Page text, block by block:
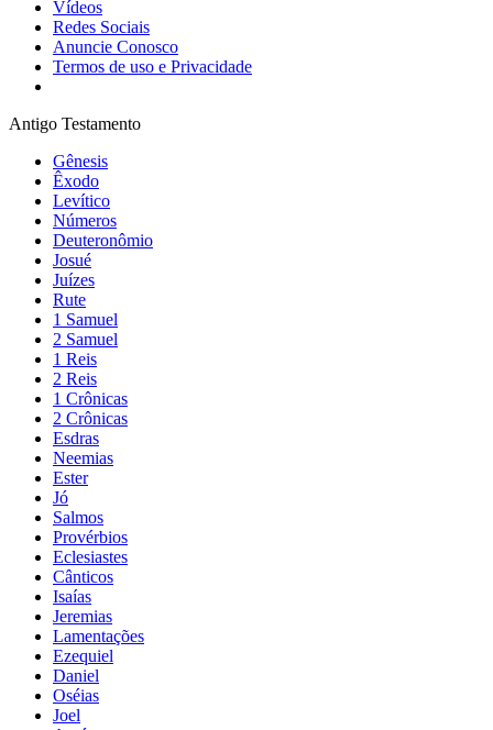
Vídeos
Redes Sociais
Anuncie Conosco
Termos de uso e Privacidade
Antigo Testamento
Gênesis
Êxodo
Levítico
Números
Deuteronômio
Josué
Juízes
Rute
1 Samuel
2 Samuel
1 Reis
2 Reis
1 Crônicas
2 Crônicas
Esdras
Neemias
Ester
Jó
Salmos
Provérbios
Eclesiastes
Cânticos
Isaías
Jeremias
Lamentações
Ezequiel
Daniel
Oséias
Joel